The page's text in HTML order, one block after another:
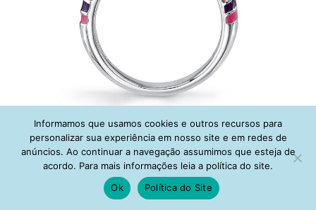
A Pequena Sereia
Nacoleção de joiasda Pequena Sereia as peças tem
designs inspirados na vilã Úrsula. Então, estão presentes
nos temas tentáculos e conchas. Os brincos
Informamos que usamos cookies e outros recursos para
personalizar sua experiência em nosso site e em redes de
anúncios. Ao continuar a navegação assumimos que esteja de
acordo. Para mais informações leia a política do site.
Ok
Política do Site